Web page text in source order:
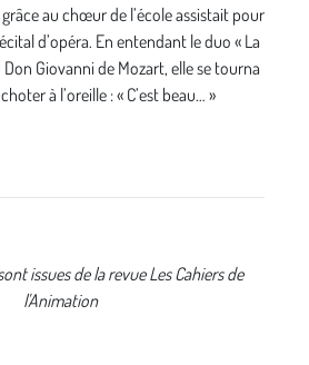
grâce au chœur de l’école assistait pour
d’opéra. En entendant le duo « La
Giovanni de Mozart, elle se tourna
à l’oreille : « C’est beau… »
issues de la revue Les Cahiers de
l'Animation